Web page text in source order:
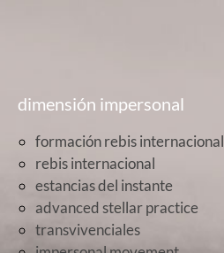
dimensión impersonal
formación rebis internacional
rebis internacional
estancias del instante
advanced stellar practice
transvivenciales